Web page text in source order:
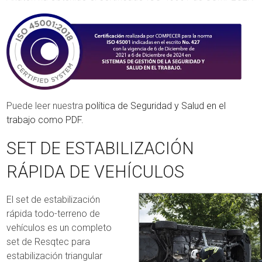
Puede leer nuestra política de Seguridad y Salud en el
trabajo como PDF.
SET DE ESTABILIZACIÓN
RÁPIDA DE VEHÍCULOS
El set de estabilización
rápida todo-terreno de
vehículos es un completo
set de Resqtec para
estabilización triangular